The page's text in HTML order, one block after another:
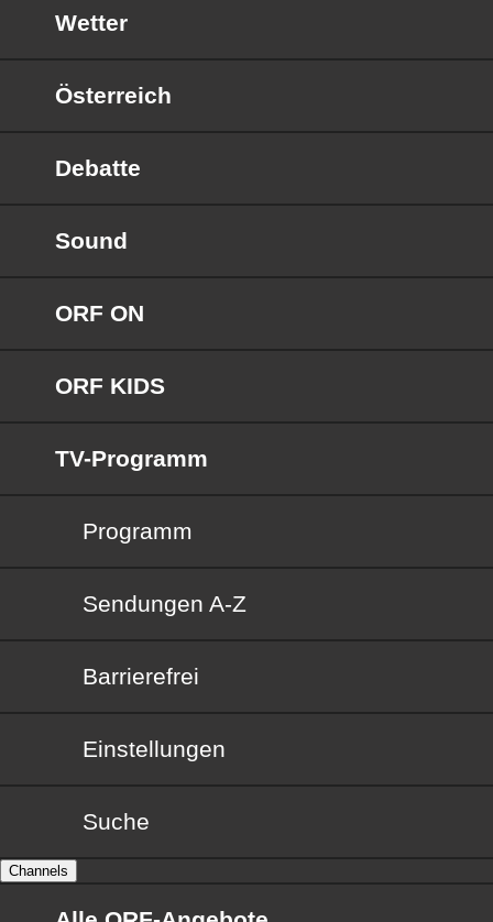
Wetter
Österreich
Debatte
Sound
ORF ON
ORF KIDS
TV-Programm
Programm
Sendungen von A bis Z
Sendungen A-Z
Barrierefrei
Barrierefrei
Einstellungen
Suche
Channels